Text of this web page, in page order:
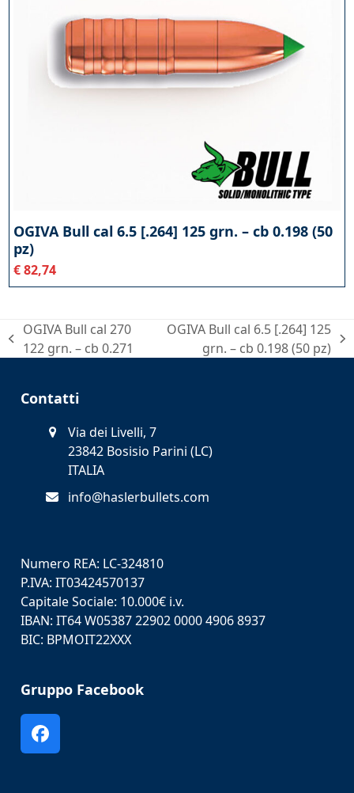
OGIVA Bull cal 6.5 [.264] 125 grn. – cb 0.198 (50
pz)
€82,74
post
OGIVA Bull cal 270
122 grn. – cb 0.271
articolo
OGIVA Bull cal 6.5 [.264] 125
grn. – cb 0.198 (50 pz)
Contatti
Via dei Livelli, 7
23842 Bosisio Parini (LC)
ITALIA
info@haslerbullets.com
Numero REA: LC-324810
P.IVA: IT03424570137
Capitale Sociale: 10.000€ i.v.
IBAN: IT64 W05387 22902 0000 4906 8937
BIC: BPMOIT22XXX
Gruppo Facebook
Facebook